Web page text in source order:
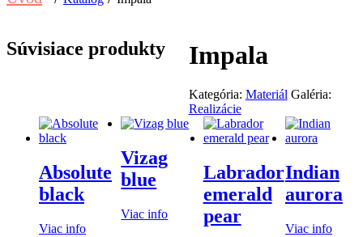
Impala
Kategória: Materiál Galéria:
Realizácie
Súvisiace produkty
Absolute
black
Viac info
Vizag
blue
Viac info
Labrador
emerald
pear
Indian
aurora
Viac info